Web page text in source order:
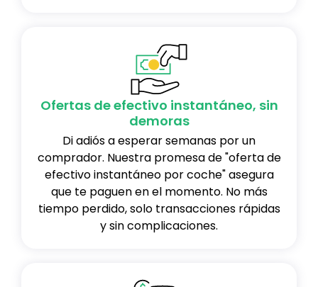
Ofertas de efectivo instantáneo, sin
demoras
Di adiós a esperar semanas por un
comprador. Nuestra promesa de "oferta de
efectivo instantáneo por coche" asegura
que te paguen en el momento. No más
tiempo perdido, solo transacciones rápidas
y sin complicaciones.